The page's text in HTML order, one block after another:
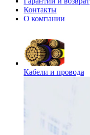
Контакты
О компании
Кабели и провода